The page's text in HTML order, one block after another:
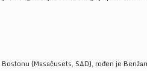
(Masačusets, SAD), rođen je